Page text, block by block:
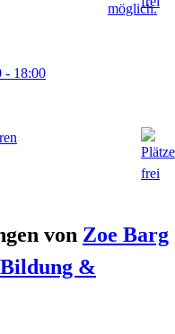
- 18:00
von Zoe Barg
&